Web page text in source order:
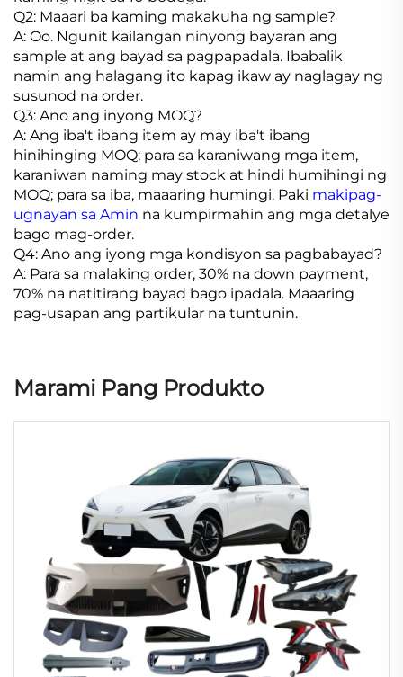
Q2: Maaari ba kaming makakuha ng sample?
A: Oo. Ngunit kailangan ninyong bayaran ang
sample at ang bayad sa pagpapadala. Ibabalik
namin ang halagang ito kapag ikaw ay naglagay ng
susunod na order.
Q3: Ano ang inyong MOQ?
A: Ang iba't ibang item ay may iba't ibang
hinihinging MOQ; para sa karaniwang mga item,
karaniwan naming may stock at hindi humihingi ng
MOQ; para sa iba, maaaring humingi. Paki makipag-
ugnayan sa Amin na kumpirmahin ang mga detalye
bago mag-order.
Q4: Ano ang iyong mga kondisyon sa pagbabayad?
A: Para sa malaking order, 30% na down payment,
70% na natitirang bayad bago ipadala. Maaaring
pag-usapan ang partikular na tuntunin.
Marami Pang Produkto